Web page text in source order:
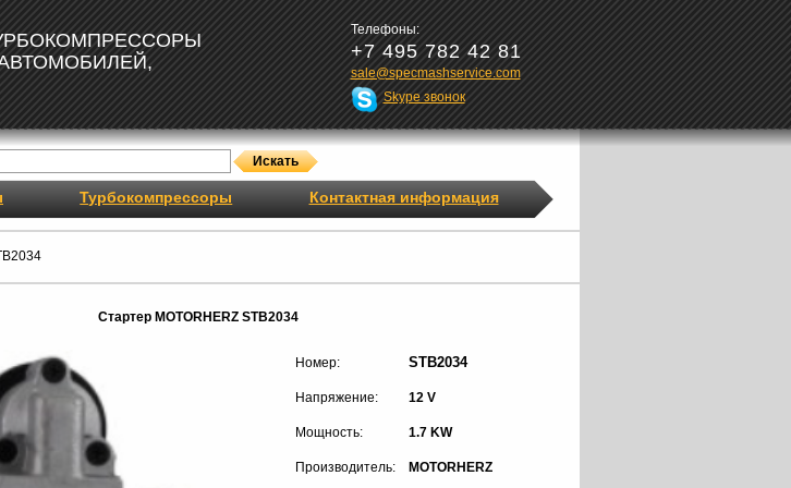
Телефоны:
+7 495 782 42 81
sale@specmashservice.com
Skype звонок
Турбокомпрессоры Контактная информация
Стартер MOTORHERZ STB2034
Номер: STB2034
Напряжение: 12 V
Мощность: 1.7 KW
Производитель: MOTORHERZ